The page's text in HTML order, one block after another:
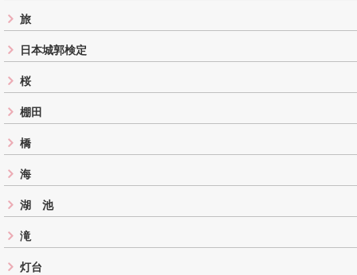
旅
日本城郭検定
桜
棚田
橋
海
湖 池
滝
灯台